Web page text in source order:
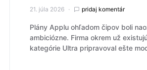
21. júla 2026 pridaj komentár
Plány Applu ohľadom čipov boli
ambiciózne. Firma okrem už
kategórie Ultra pripravoval ešte